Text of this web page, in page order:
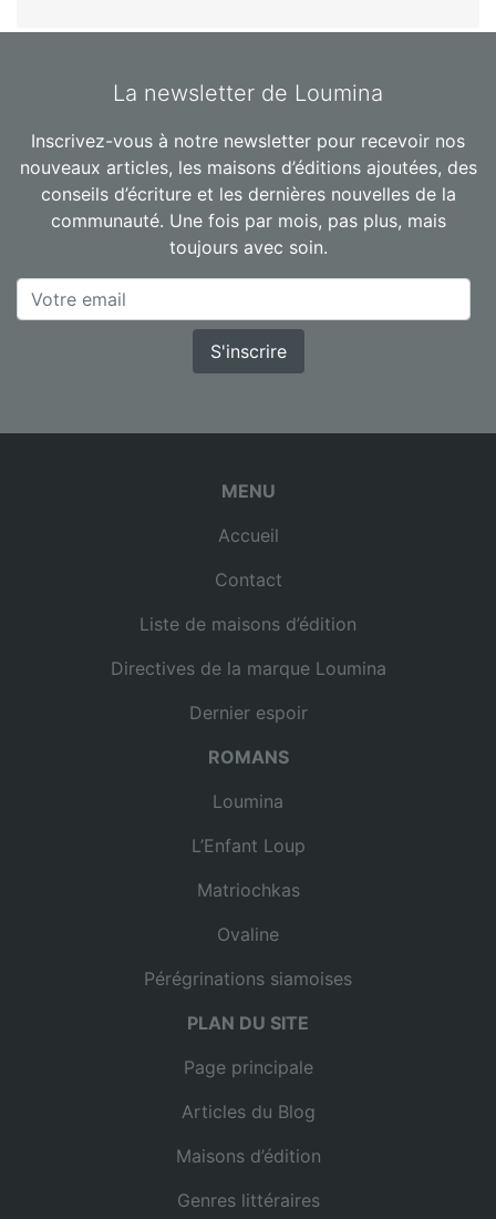
La newsletter de Loumina
Inscrivez-vous à notre newsletter pour recevoir nos
nouveaux articles, les maisons d’éditions ajoutées, des
conseils d’écriture et les dernières nouvelles de la
communauté. Une fois par mois, pas plus, mais
toujours avec soin.
S'inscrire
MENU
Accueil
Contact
Liste de maisons d’édition
Directives de la marque Loumina
Dernier espoir
ROMANS
Loumina
L’Enfant Loup
Matriochkas
Ovaline
Pérégrinations siamoises
PLAN DU SITE
Page principale
Articles du Blog
Maisons d’édition
Genres littéraires